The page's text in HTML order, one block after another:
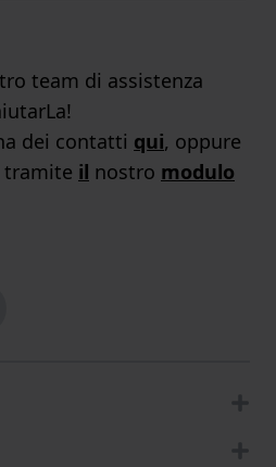
team di assistenza
dei contatti qui, oppure
tramite il nostro modulo